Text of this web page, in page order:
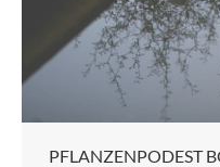
PFLANZENPODEST